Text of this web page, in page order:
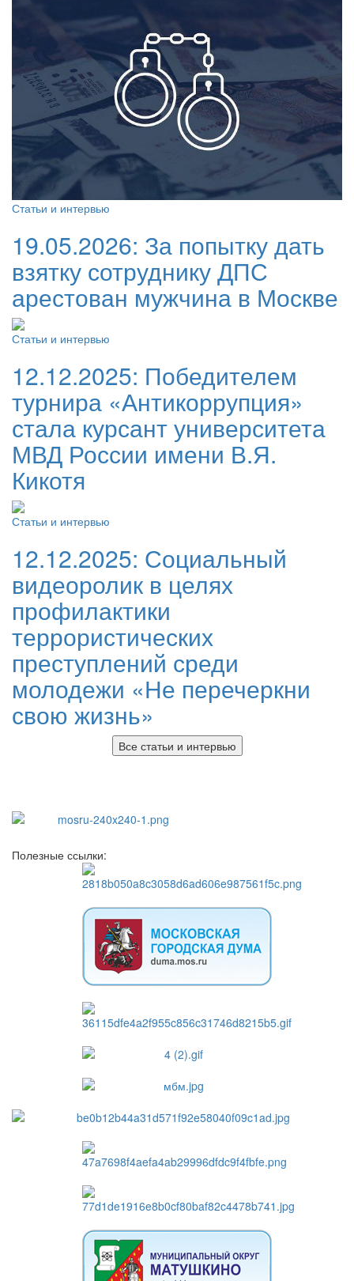
Статьи и интервью
19.05.2026: За попытку дать
взятку сотруднику ДПС
арестован мужчина в Москве
Статьи и интервью
12.12.2025: Победителем
турнира «Антикоррупция»
стала курсант университета
МВД России имени В.Я.
Кикотя
Статьи и интервью
12.12.2025: Социальный
видеоролик в целях
профилактики
террористических
преступлений среди
молодежи «Не перечеркни
свою жизнь»
Все статьи и интервью
Полезные ссылки: